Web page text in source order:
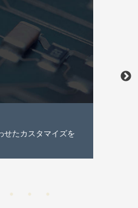
るRFシステムを迅速に構築
ボードです。